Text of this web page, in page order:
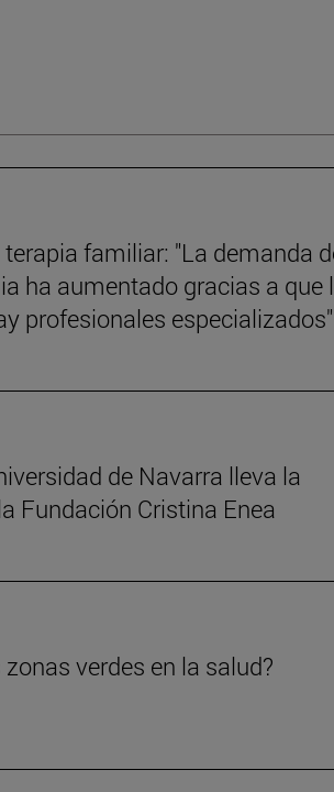
terapia familiar: "La demanda
ha aumentado gracias a que
profesionales especializados"
de Navarra lleva la
Fundación Cristina Enea
verdes en la salud?